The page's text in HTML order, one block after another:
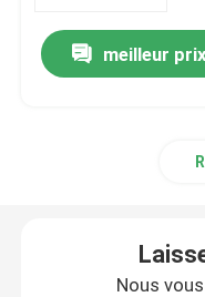
meilleur
Nous